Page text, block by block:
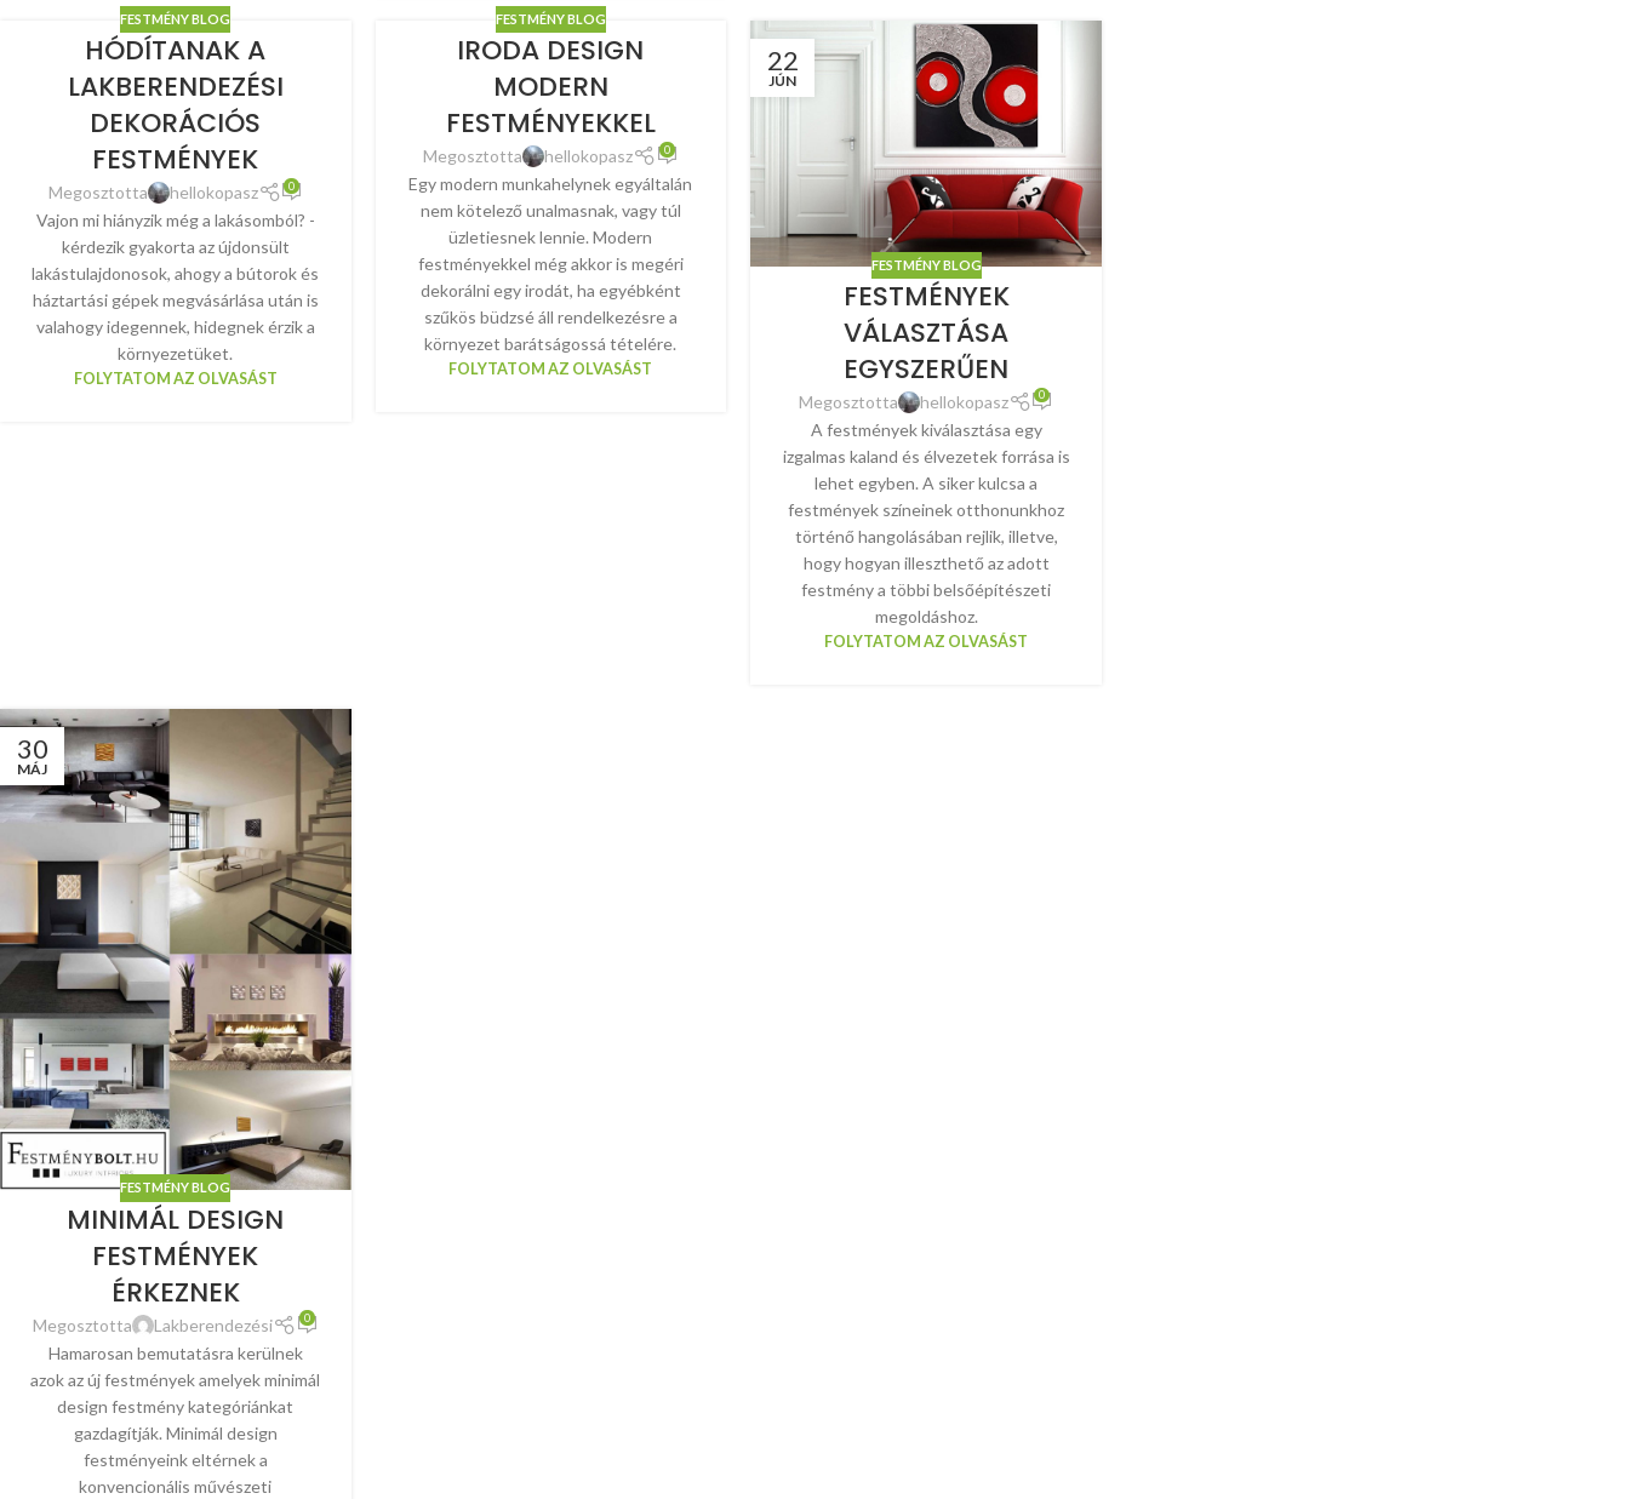
FESTMÉNY BLOG
HÓDÍTANAK A
LAKBERENDEZÉSI
DEKORÁCIÓS
FESTMÉNYEK
Megosztotta hellokopasz 0
Vajon mi hiányzik még a lakásomból? -
kérdezik gyakorta az újdonsült
lakástulajdonosok, ahogy a bútorok és
háztartási gépek megvásárlása után is
valahogy idegennek, hidegnek érzik a
környezetüket.
FOLYTATOM AZ OLVASÁST
FESTMÉNY BLOG
IRODA DESIGN
MODERN
FESTMÉNYEKKEL
Megosztotta hellokopasz 0
Egy modern munkahelynek egyáltalán
nem kötelező unalmasnak, vagy túl
üzletiesnek lennie. Modern
festményekkel még akkor is megéri
dekorálni egy irodát, ha egyébként
szűkös büdzsé áll rendelkezésre a
környezet barátságossá tételére.
FOLYTATOM AZ OLVASÁST
22
JÚN
FESTMÉNY BLOG
FESTMÉNYEK
VÁLASZTÁSA
EGYSZERŰEN
Megosztotta hellokopasz 0
A festmények kiválasztása egy
izgalmas kaland és élvezetek forrása is
lehet egyben. A siker kulcsa a
festmények színeinek otthonunkhoz
történő hangolásában rejlik, illetve,
hogy hogyan illeszthető az adott
festmény a többi belsőépítészeti
megoldáshoz.
FOLYTATOM AZ OLVASÁST
30
MÁJ
FESTMÉNY BLOG
MINIMÁL DESIGN
FESTMÉNYEK
ÉRKEZNEK
Megosztotta Lakberendezési 0
Hamarosan bemutatásra kerülnek
azok az új festmények amelyek minimál
design festmény kategóriánkat
gazdagítják. Minimál design
festményeink eltérnek a
konvencionális művészeti